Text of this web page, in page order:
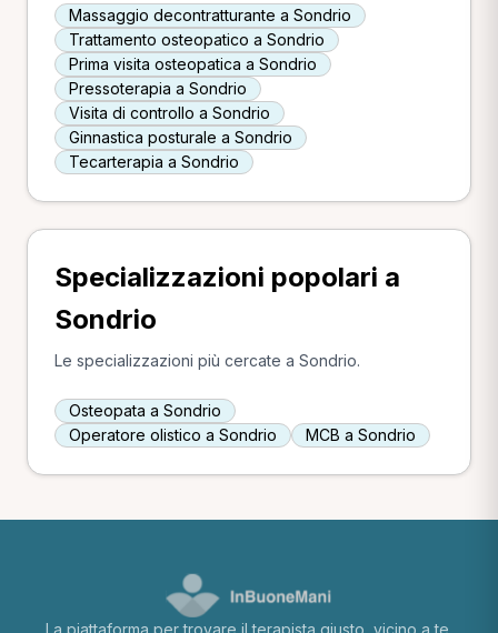
Massaggio decontratturante a Sondrio
Trattamento osteopatico a Sondrio
Prima visita osteopatica a Sondrio
Pressoterapia a Sondrio
Visita di controllo a Sondrio
Ginnastica posturale a Sondrio
Tecarterapia a Sondrio
Specializzazioni popolari a
Sondrio
Le specializzazioni più cercate a Sondrio.
Osteopata a Sondrio
Operatore olistico a Sondrio
MCB a Sondrio
La piattaforma per trovare il terapista giusto, vicino a te.